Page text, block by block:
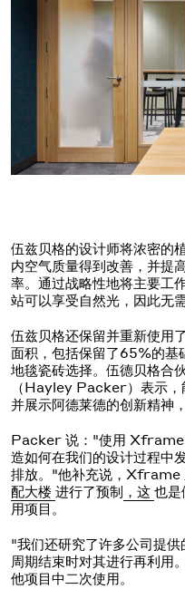
伍兹贝格的设计师将浓密的
内空气质量得到改善，并提
率。通过战略性地将主要工
站可以享受自然光，因此无
伍兹贝格还保留并重新使用
面积，包括保留了65%的基
地毯瓷砖选择。伍德贝格合
（Hayley Packer）表示，
并展示阿德莱德的创新精神
Packer 说："使用 Xframe
造如何在我们的设计过程中
排放。"他补充说，Xframe
配大楼 进行了预制 ，这 也是
用项目。
"我们还研究了许多公司提
周期结束时对其进行再利用
他项目中二次使用。